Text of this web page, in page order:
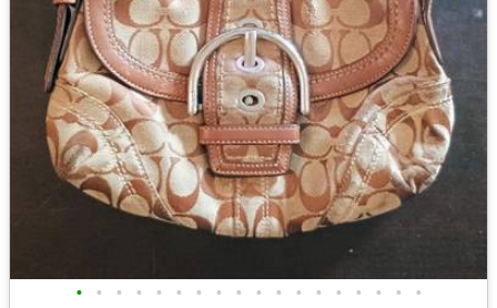
• • • • • • • • • • • • • • • • • •